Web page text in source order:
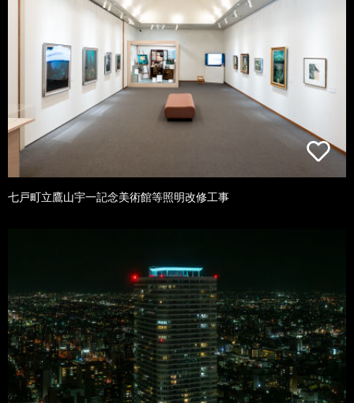
七戸町立鷹山宇一記念美術館等照明改修工事